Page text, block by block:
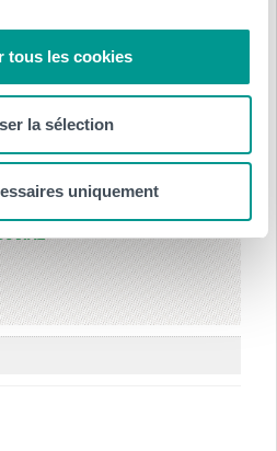
tous les cookies
la sélection
uniquement